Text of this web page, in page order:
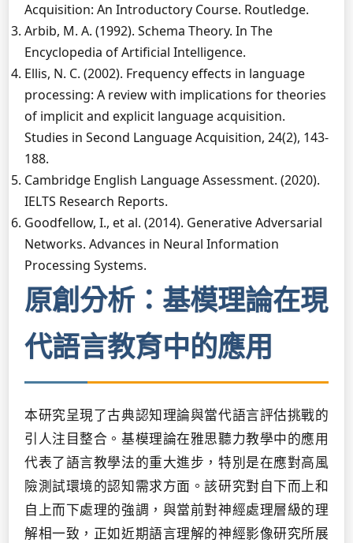
Acquisition: An Introductory Course. Routledge.
Arbib, M. A. (1992). Schema Theory. In The
Encyclopedia of Artificial Intelligence.
Ellis, N. C. (2002). Frequency effects in language
processing: A review with implications for theories
of implicit and explicit language acquisition.
Studies in Second Language Acquisition, 24(2), 143-
188.
Cambridge English Language Assessment. (2020).
IELTS Research Reports.
Goodfellow, I., et al. (2014). Generative Adversarial
Networks. Advances in Neural Information
Processing Systems.
原創分析：基模理論在現
代語言教育中的應用
本研究呈現了古典認知理論與當代語言評估挑戰的
引人注目整合。基模理論在雅思聽力教學中的應用
代表了語言教學法的重大進步，特別是在應對高風
險測試環境的認知需求方面。該研究對自下而上和
自上而下處理的強調，與當前對神經處理層級的理
解相一致，正如近期語言理解的神經影像研究所展